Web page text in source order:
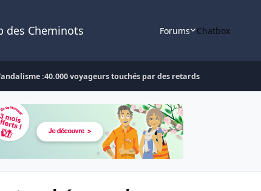
des Cheminots Forums Chatbox
:40.000 voyageurs touchés par des retards